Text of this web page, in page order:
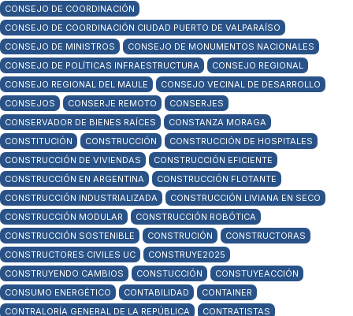
CONSEJO DE COORDINACIÓN
CONSEJO DE COORDINACIÓN CIUDAD PUERTO DE VALPARAÍSO
CONSEJO DE MINISTROS
CONSEJO DE MONUMENTOS NACIONALES
CONSEJO DE POLÍTICAS INFRAESTRUCTURA
CONSEJO REGIONAL
CONSEJO REGIONAL DEL MAULE
CONSEJO VECINAL DE DESARROLLO
CONSEJOS
CONSERJE REMOTO
CONSERJES
CONSERVADOR DE BIENES RAÍCES
CONSTANZA MORAGA
CONSTITUCIÓN
CONSTRUCCIÓN
CONSTRUCCIÓN DE HOSPITALES
CONSTRUCCIÓN DE VIVIENDAS
CONSTRUCCIÓN EFICIENTE
CONSTRUCCIÓN EN ARGENTINA
CONSTRUCCIÓN FLOTANTE
CONSTRUCCIÓN INDUSTRIALIZADA
CONSTRUCCIÓN LIVIANA EN SECO
CONSTRUCCIÓN MODULAR
CONSTRUCCIÓN ROBÓTICA
CONSTRUCCIÓN SOSTENIBLE
CONSTRUCIÓN
CONSTRUCTORAS
CONSTRUCTORES CIVILES UC
CONSTRUYE2025
CONSTRUYENDO CAMBIOS
CONSTUCCIÓN
CONSTUYEACCIÓN
CONSUMO ENERGÉTICO
CONTABILIDAD
CONTAINER
CONTRALORÍA GENERAL DE LA REPÚBLICA
CONTRATISTAS